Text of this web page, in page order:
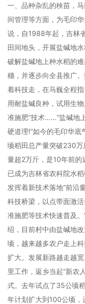
一、品种杂乱的秧苗，
间管理等方面，为毛印
说，自1988年起，吉林
田间地头，开展盐碱地
破解盐碱地上种水稻的
穗，并逐步向全县推广
着科技走，在马巍全程
用耐盐碱良种，试用生
准施肥”技术……“盐碱地
硬道理!”如今的毛印华
顷稻田总产量突破230
量超2万斤，是10年前
已成为吉林省农科院水
发挥着新技术落地“前沿
科技桥梁，以点带面激
准施肥等技术快速普及
绍，目前村中由盐碱地
顷，越来越多农户走上
扩大。发展新路越走越
里工作，返乡当起“新农
式。去年试点了35公顷
年计划扩大到100公顷，